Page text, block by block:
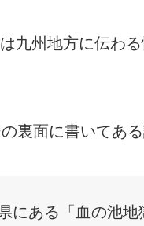
九州地方に伝わ
裏面に書いてある
にある「血の池